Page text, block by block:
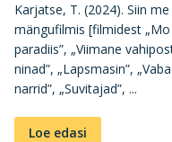
Karjatse, T. (2024). Siin
mängufilmis [filmidest
paradiis”, „Viimane
ninad”, „Lapsmasin”,
narrid”, „Suvitajad”, ...
Loe edasi